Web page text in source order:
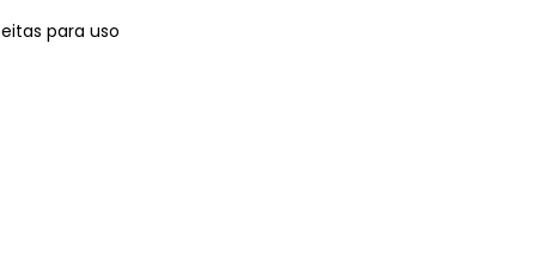
para uso